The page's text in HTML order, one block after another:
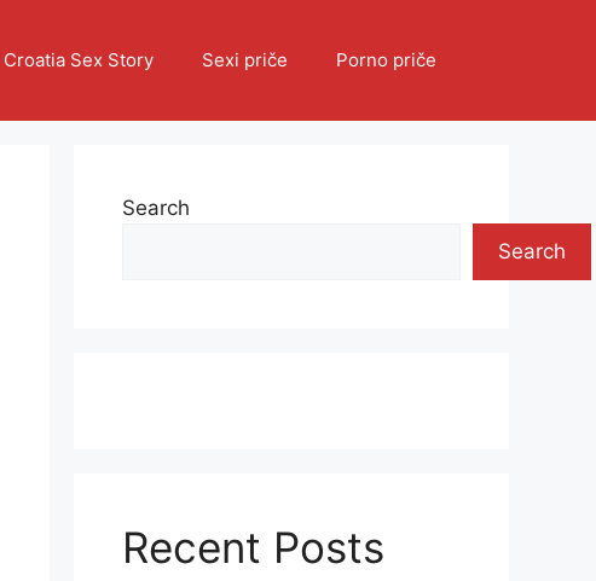
Croatia Sex Story Sexi priče Porno priče
Search
Search
Recent Posts